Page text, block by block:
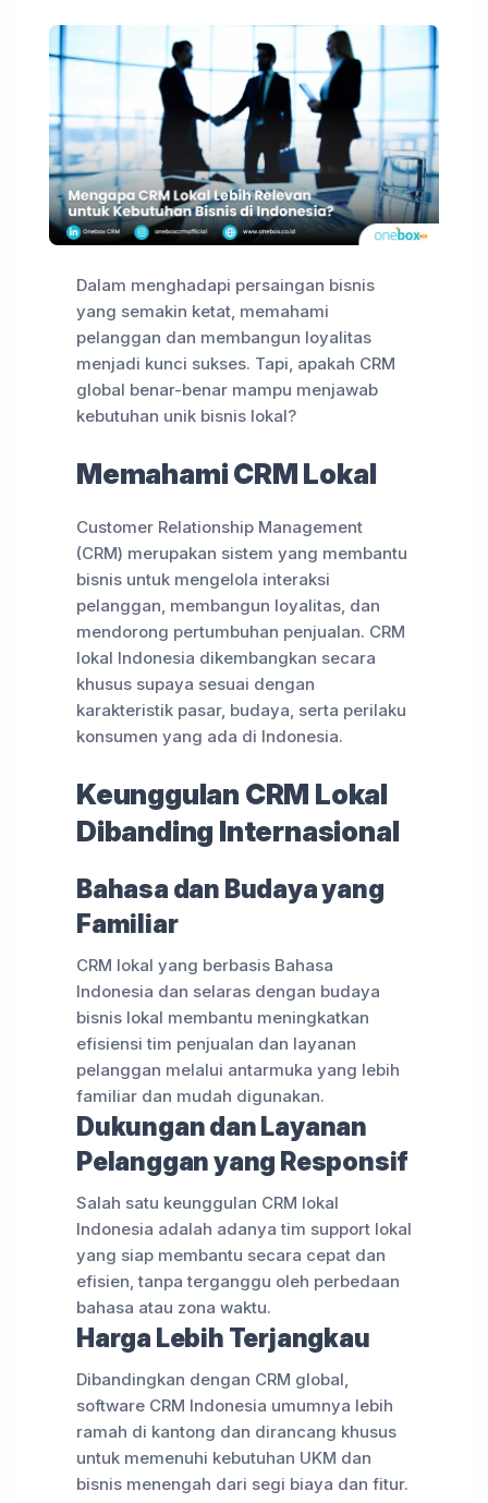
Dalam menghadapi persaingan bisnis
yang semakin ketat, memahami
pelanggan dan membangun loyalitas
menjadi kunci sukses. Tapi, apakah CRM
global benar-benar mampu menjawab
kebutuhan unik bisnis lokal?
Memahami CRM Lokal
Customer Relationship Management
(CRM) merupakan sistem yang membantu
bisnis untuk mengelola interaksi
pelanggan, membangun loyalitas, dan
mendorong pertumbuhan penjualan. CRM
lokal Indonesia dikembangkan secara
khusus supaya sesuai dengan
karakteristik pasar, budaya, serta perilaku
konsumen yang ada di Indonesia.
Keunggulan CRM Lokal
Dibanding Internasional
Bahasa dan Budaya yang
Familiar
CRM lokal yang berbasis Bahasa
Indonesia dan selaras dengan budaya
bisnis lokal membantu meningkatkan
efisiensi tim penjualan dan layanan
pelanggan melalui antarmuka yang lebih
familiar dan mudah digunakan.
Dukungan dan Layanan
Pelanggan yang Responsif
Salah satu keunggulan CRM lokal
Indonesia adalah adanya tim support lokal
yang siap membantu secara cepat dan
efisien, tanpa terganggu oleh perbedaan
bahasa atau zona waktu.
Harga Lebih Terjangkau
Dibandingkan dengan CRM global,
software CRM Indonesia umumnya lebih
ramah di kantong dan dirancang khusus
untuk memenuhi kebutuhan UKM dan
bisnis menengah dari segi biaya dan fitur.